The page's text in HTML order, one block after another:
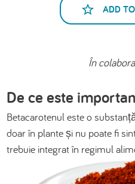
ADD
În
De ce este
Betacarotenul este o
doar în plante și nu poate fi
trebuie integrat în regimul